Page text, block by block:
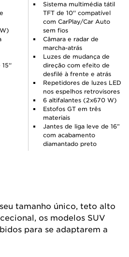
15''
Sistema multimédia tátil
TFT de 10'' compatível
com CarPlay/Car Auto
sem fios
Câmara e radar de
marcha-atrás
Luzes de mudança de
direção com efeito de
desfilé à frente e atrás
Repetidores de luzes LED
nos espelhos retrovisores
6 altifalantes (2x670 W)
Estofos GT em três
materiais
Jantes de liga leve de 16”
com acabamento
diamantado preto
tamanho único, teto alto
os modelos SUV
para se adaptarem a